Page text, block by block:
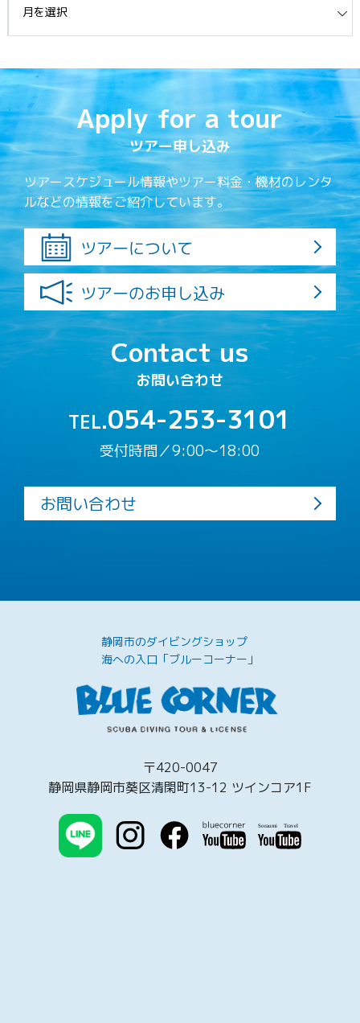
Apply for a tour
ツアー申し込み
ツアースケジュール情報やツアー料金・機材のレンタ
ルなどの情報をご紹介しています。
ツアーについて
ツアーのお申し込み
Contact us
お問い合わせ
TEL.054-253-3101
受付時間／9:00〜18:00
お問い合わせ
静岡市のダイビングショップ
海への入口「ブルーコーナー」
〒420-0047
静岡県静岡市葵区清閑町13-12 ツインコア1F